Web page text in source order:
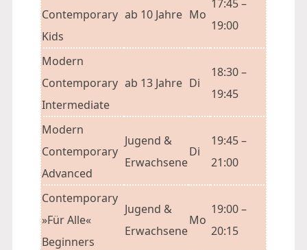
Contemporary
Kids
ab 10 Jahre Mo
17:45 –
19:00
Modern
Contemporary
Intermediate
ab 13 Jahre Di
18:30 –
19:45
Modern
Contemporary
Advanced
Jugend &
Erwachsene
Di
19:45 –
21:00
Contemporary
»Für Alle«
Beginners
Jugend &
Erwachsene
Mo
19:00 –
20:15